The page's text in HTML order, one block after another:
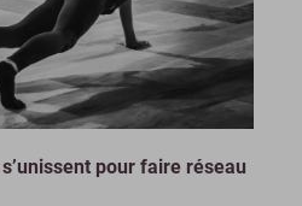
pour faire réseau